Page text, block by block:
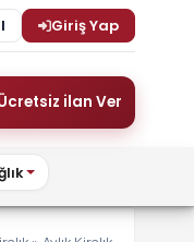
Giriş Yap
ilan Ver